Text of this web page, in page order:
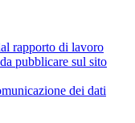
rapporto di lavoro
pubblicare sul sito
dei dati